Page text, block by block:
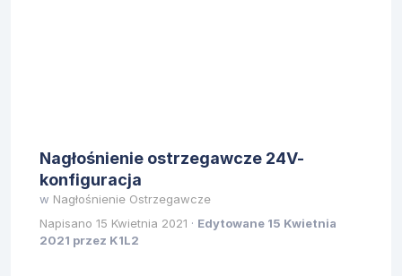
Pozdrawiam
Nagłośnienie ostrzegawcze 24V-
konfiguracja
w Nagłośnienie Ostrzegawcze
Napisano 15 Kwietnia 2021 · Edytowane 15 Kwietnia
2021 przez K1L2